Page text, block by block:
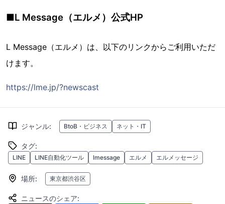
■L Message（エルメ）公式HP
L Message（エルメ）は、以下のリンクからご利用いただ
けます。
https://lme.jp/?newscast
ジャンル: BtoB・ビジネス ネット・IT
タグ:
LINE LINE自動化ツール lmessage エルメ エルメッセージ
場所: 東京都渋谷区
ニュースのシェア: